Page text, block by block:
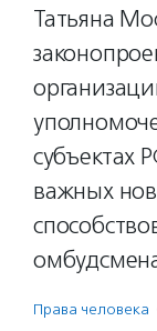
Татьяна
субъектах
важных
Права человека